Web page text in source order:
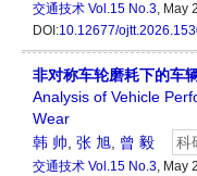
交通技术 Vol.15 No.3, May
DOI:10.12677/
非对称车轮磨耗下的车
Analysis of Vehicle
Wear
韩 帅, 张 旭, 曾 毅 科
交通技术 Vol.15 No.3, May